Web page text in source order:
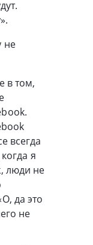
не
в том,
всегда
я
люди не
да это
не